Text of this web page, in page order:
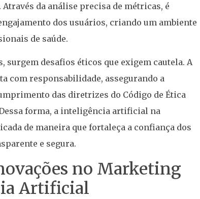
da análise precisa de métricas, é
dos usuários, criando um ambiente
de saúde.
surgem desafios éticos que exigem cautela. A
com responsabilidade, assegurando a
das diretrizes do Código de Ética
forma, a inteligência artificial na
de maneira que fortaleça a confiança dos
e segura.
no Marketing
Artificial